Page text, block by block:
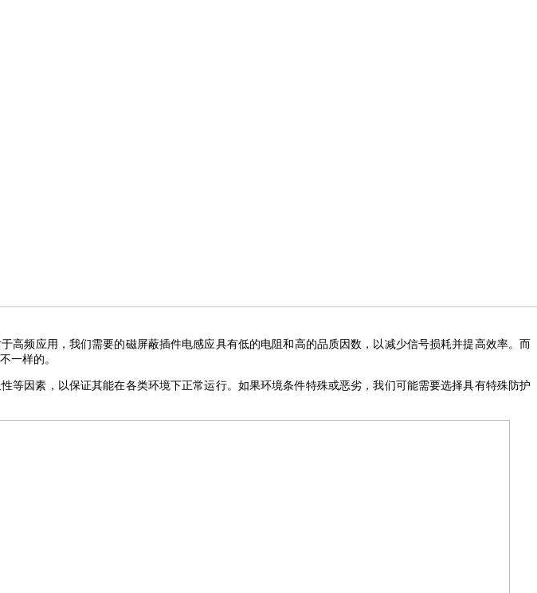
高频应用，我们需要的磁屏蔽插件电感应具有低的电阻和高的品质因数 ， 以减少信号损耗并提高效率。而
一样的。
等因素，以保证其能在各类环境下正常运行。如果环境条件特殊或恶劣，我们可能需要选择具有特殊防护